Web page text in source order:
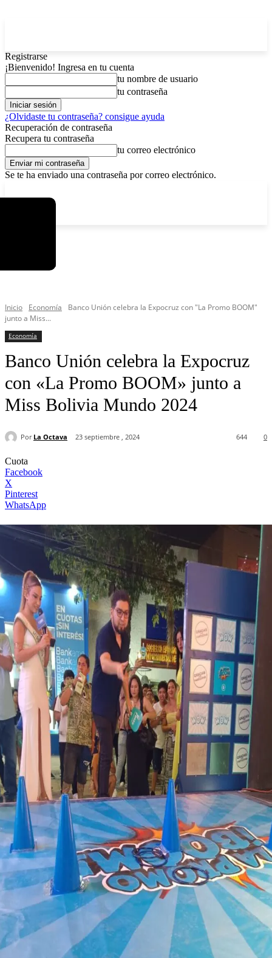
Registrarse
¡Bienvenido! Ingresa en tu cuenta
tu nombre de usuario
tu contraseña
¿Olvidaste tu contraseña? consigue ayuda
Recuperación de contraseña
Recupera tu contraseña
tu correo electrónico
Se te ha enviado una contraseña por correo electrónico.
Inicio Economía
Banco Unión celebra la Expocruz con "La Promo BOOM"
junto a Miss...
Economía
Banco Unión celebra la Expocruz
con «La Promo BOOM» junto a
Miss Bolivia Mundo 2024
Por La Octava 23 septiembre , 2024 0
644
Cuota
Facebook
X
Pinterest
WhatsApp